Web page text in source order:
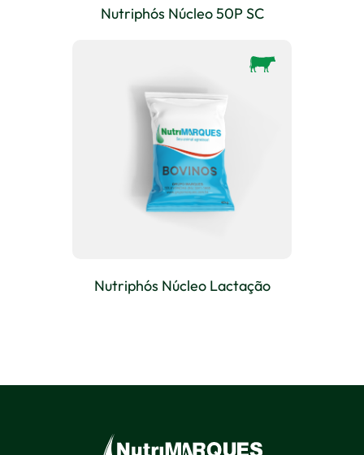
Nutriphós Núcleo 50P SC
Nutriphós Núcleo Lactação